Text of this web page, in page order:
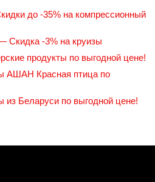
до -35% на компрессионный
Скидка -3% на круизы
продукты по выгодной цене!
АШАН Красная птица по
Беларуси по выгодной цене!